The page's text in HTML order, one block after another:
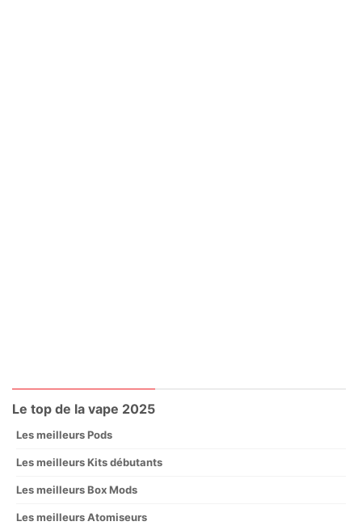
Le top de la vape 2025
Les meilleurs Pods
Les meilleurs Kits débutants
Les meilleurs Box Mods
Les meilleurs Atomiseurs